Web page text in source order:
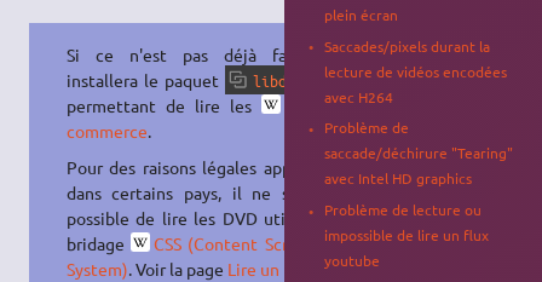
Si ce n'est pas déjà fait, VLC
installera le paquet libdvdread4
permettant de lire les
DVD du
commerce
Pour des raisons légales applicables
dans certains pays, il ne sera pas
possible de lire les DVD utilisant le
bridage
CSS (Content Scrambling
System). Voir la page Lire un DVD
plein écran
Saccades/pixels durant la
lecture de vidéos encodées
avec H264
Problème de
saccade/déchirure "Tearing"
avec Intel HD graphics
Problème de lecture ou
impossible de lire un flux
youtube